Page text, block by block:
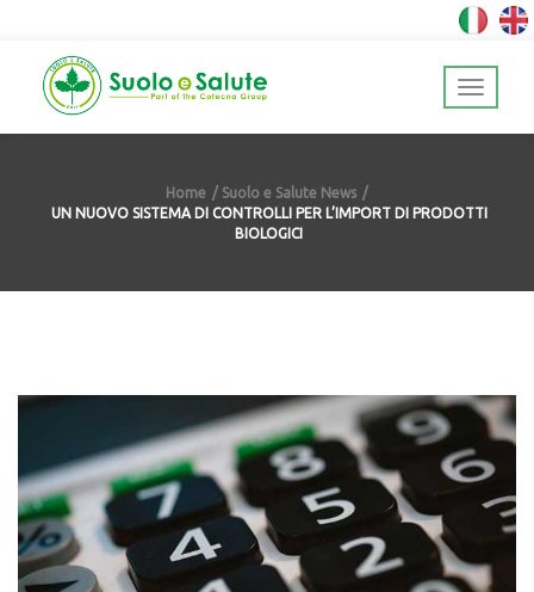
Home
Suolo e Salute News
UN NUOVO SISTEMA DI CONTROLLI PER L’IMPORT DI PRODOTTI
BIOLOGICI